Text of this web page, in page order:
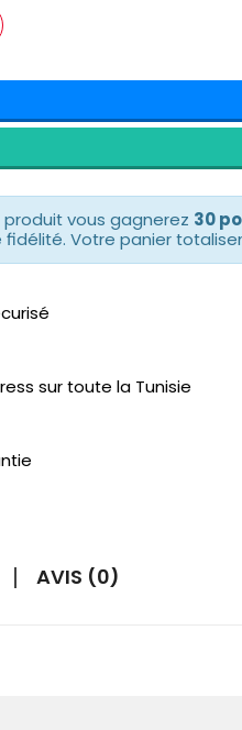
vous gagnerez 30
Votre panier
sur toute la Tunisie
AVIS (0)